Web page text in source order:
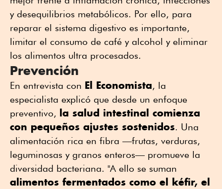
y desequilibrios metabólicos. Por ello, para
reparar el sistema digestivo es importante,
limitar el consumo de café y alcohol y eliminar
los alimentos ultra procesados.
Prevención
En entrevista con El Economista, la
especialista explicó que desde un enfoque
preventivo, la salud intestinal comienza
con pequeños ajustes sostenidos. Una
alimentación rica en fibra —frutas, verduras,
leguminosas y granos enteros— promueve la
diversidad bacteriana. "A ello se suman
alimentos fermentados como el kéfir, el